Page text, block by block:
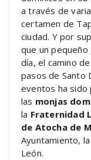
a través de
certamen de
ciudad. Y por
que un
día, el camino
pasos de Santo
eventos ha sido
las monjas
la Fraternidad
de Atocha de
Ayuntamiento,
León.